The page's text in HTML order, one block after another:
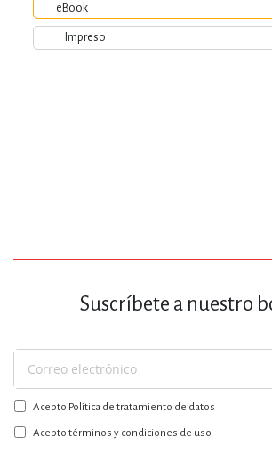
eBook
Impreso
Suscríbete a nuestro
Suscríbase
a
nuestro
boletín:
Acepto Política de tratamiento de datos
Acepto términos y condiciones de uso